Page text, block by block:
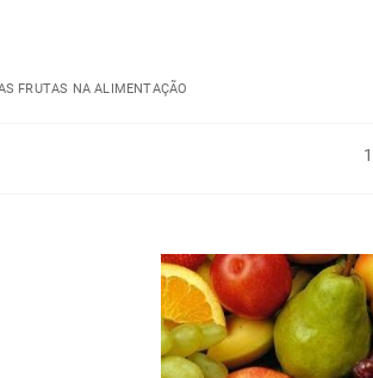
FRUTAS NA ALIMENTAÇÃO